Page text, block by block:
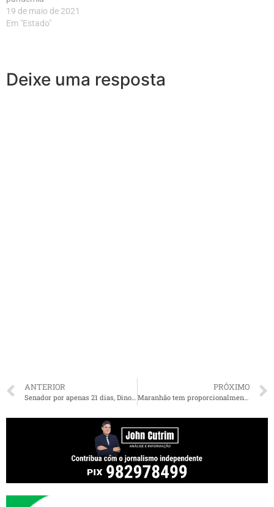
19 de maio de 2021
Em "Estado"
Deixe uma resposta
ANTERIOR
Senador por apenas 21 dias, Dino ganhou plano de saúde vitalício
PRÓXIMO
Maranhão tem proporcionalmente o maior número de beneficiários do Bolsa Família